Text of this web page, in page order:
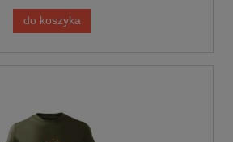
do koszyka